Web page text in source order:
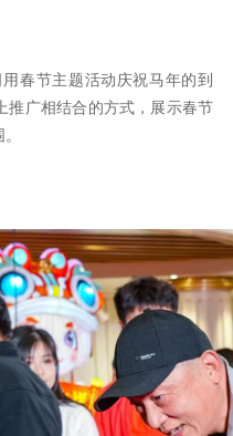
春节主题活动庆祝马年的到
推广相结合的方式，展示春节